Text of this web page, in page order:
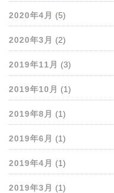
2020年4月 (5)
2020年3月 (2)
2019年11月 (3)
2019年10月 (1)
2019年8月 (1)
2019年6月 (1)
2019年4月 (1)
2019年3月 (1)